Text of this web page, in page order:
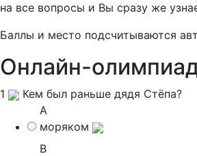
на все вопросы и Вы сразу же
Баллы и место подсчитываются
Онлайн-
1
Кем был раньше дядя Стёпа?
A
моряком
B